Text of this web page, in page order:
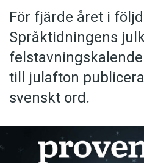
Krönikor
Språkfrågor
Skrivtips
Bokrecensioner
Kviss
Podden
Anmäl till språkpolisen
För fjärde året i
Språktidningens
till julafton
svenskt ord.